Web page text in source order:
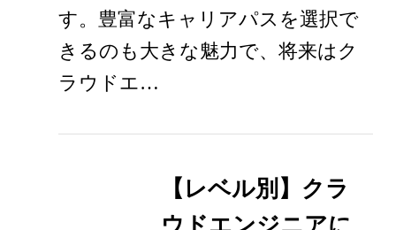
す。豊富なキャリアパスを選択で
きるのも大きな魅力で、将来はク
ラウドエ…
【レベル別】クラ